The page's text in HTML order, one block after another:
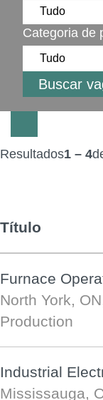
Categoria de
Resultados1 – 4
Título
Furnace
North York,
Production
Industrial
Mississauga,